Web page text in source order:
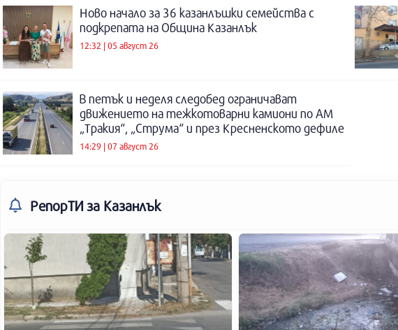
Ново начало за 36 казанлъшки семейства с
подкрепата на Община Казанлък
12:32 | 05 август 26
В петък и неделя следобед ограничават
движението на тежкотоварни камиони по АМ
„Тракия“, „Струма“ и през Кресненското дефиле
14:29 | 07 август 26
РепорТИ за Казанлък